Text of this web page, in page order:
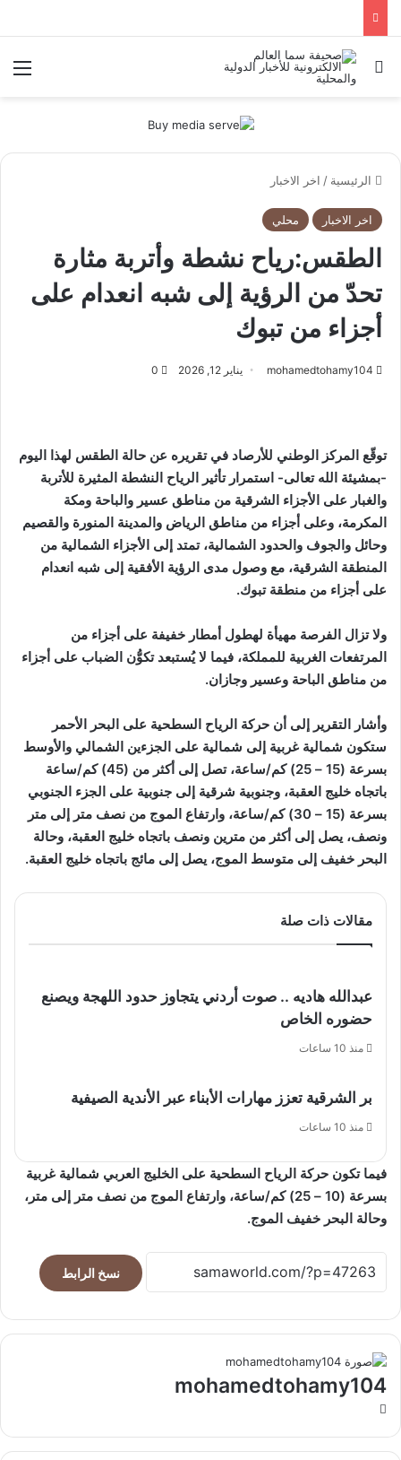
بحث عن
الرئيسية / اخر الاخبار
اخر الاخبار محلي
الطقس:رياح نشطة وأتربة مثارة
تحدّ من الرؤية إلى شبه انعدام على
أجزاء من تبوك
mohamedtohamy104 يناير 12, 2026 0
توقّع المركز الوطني للأرصاد في تقريره عن حالة الطقس لهذا اليوم
-بمشيئة الله تعالى- استمرار تأثير الرياح النشطة المثيرة للأتربة
والغبار على الأجزاء الشرقية من مناطق عسير والباحة ومكة
المكرمة، وعلى أجزاء من مناطق الرياض والمدينة المنورة والقصيم
وحائل والجوف والحدود الشمالية، تمتد إلى الأجزاء الشمالية من
المنطقة الشرقية، مع وصول مدى الرؤية الأفقية إلى شبه انعدام
على أجزاء من منطقة تبوك.
ولا تزال الفرصة مهيأة لهطول أمطار خفيفة على أجزاء من
المرتفعات الغربية للمملكة، فيما لا يُستبعد تكوُّن الضباب على أجزاء
من مناطق الباحة وعسير وجازان.
وأشار التقرير إلى أن حركة الرياح السطحية على البحر الأحمر
ستكون شمالية غربية إلى شمالية على الجزءين الشمالي والأوسط
بسرعة (15 – 25) كم/ساعة، تصل إلى أكثر من (45) كم/ساعة
باتجاه خليج العقبة، وجنوبية شرقية إلى جنوبية على الجزء الجنوبي
بسرعة (15 – 30) كم/ساعة، وارتفاع الموج من نصف متر إلى متر
ونصف، يصل إلى أكثر من مترين ونصف باتجاه خليج العقبة، وحالة
البحر خفيف إلى متوسط الموج، يصل إلى مائج باتجاه خليج العقبة.
مقالات ذات صلة
عبدالله هاديه .. صوت أردني يتجاوز حدود اللهجة ويصنع
حضوره الخاص
منذ 10 ساعات
بر الشرقية تعزز مهارات الأبناء عبر الأندية الصيفية
منذ 10 ساعات
فيما تكون حركة الرياح السطحية على الخليج العربي شمالية غربية
بسرعة (10 – 25) كم/ساعة، وارتفاع الموج من نصف متر إلى متر،
وحالة البحر خفيف الموج.
نسخ الرابط
mohamedtohamy104